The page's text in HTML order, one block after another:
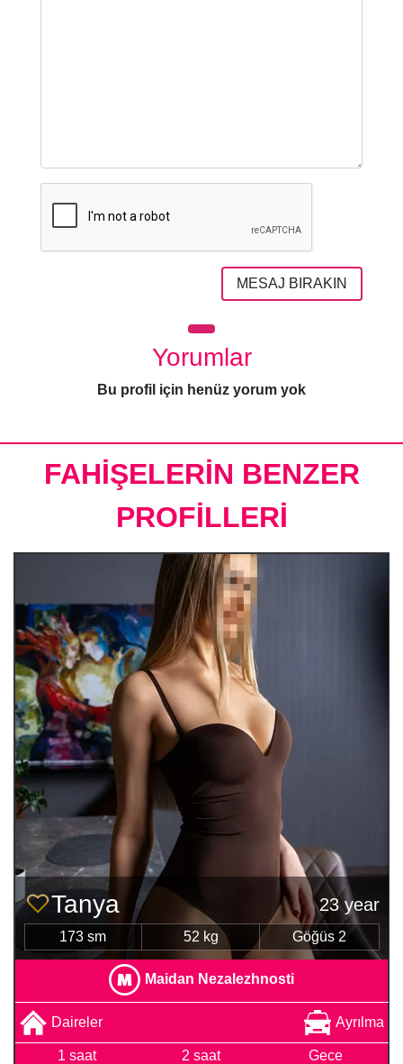
MESAJ BIRAKIN
Yorumlar
Bu profil için henüz yorum yok
FAHİŞELERİN BENZER
PROFİLLERİ
Tanya 23 year
173 sm 52 kg Göğüs 2
Maidan Nezalezhnosti
Daireler Ayrılma
1 saat
2 saat
Gece